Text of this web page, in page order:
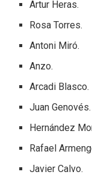
Artur Heras.
Rosa Torres.
Antoni Miró.
Anzo.
Arcadi Blasco.
Juan Genovés.
Hernández
Rafael
Javier Calvo.